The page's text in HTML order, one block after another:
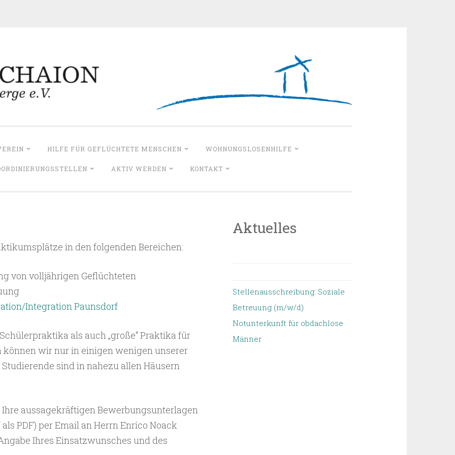
HILFE FÜR GEFLÜCHTETE MENSCHEN WOHNUNGSLOSENHILFE
AKTIV WERDEN KONTAKT
in den folgenden Bereichen:
von volljährigen Geflüchteten
Integration Paunsdorf
als auch „große“ Praktika für
wir nur in einigen wenigen unserer
sind in nahezu allen Häusern
Ihre aussagekräftigen Bewerbungsunterlagen
PDF) per Email an Herrn Enrico Noack
Ihres Einsatzwunsches und des
Aktuelles
Stellenausschreibung: Soziale
Betreuung (m/w/d)
Notunterkunft für obdachlose
Männer